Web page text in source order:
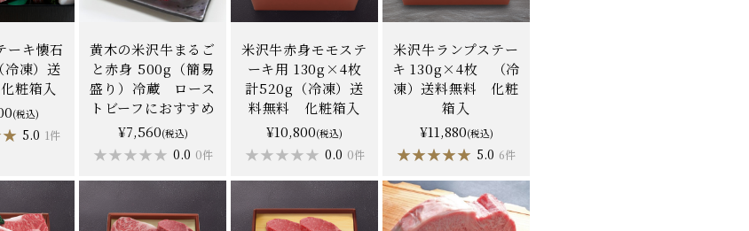
ーキ懐石
冷凍）送
粧箱入
(税込)
5.0 1件
黄木の米沢牛まるご
と赤身 500g（簡易
盛り）冷蔵 ロース
トビーフにおすすめ
¥7,560(税込)
★★★★★
★★★★★ 0.0 0件
米沢牛赤身モモステ
ーキ用 130g×4枚
計520g（冷凍）送
料無料 化粧箱入
¥10,800(税込)
★★★★★
★★★★★ 0.0 0件
米沢牛ランプステー
キ 130g×4枚 （冷
凍）送料無料 化粧
箱入
¥11,880(税込)
★★★★★
★★★★★ 5.0 6件